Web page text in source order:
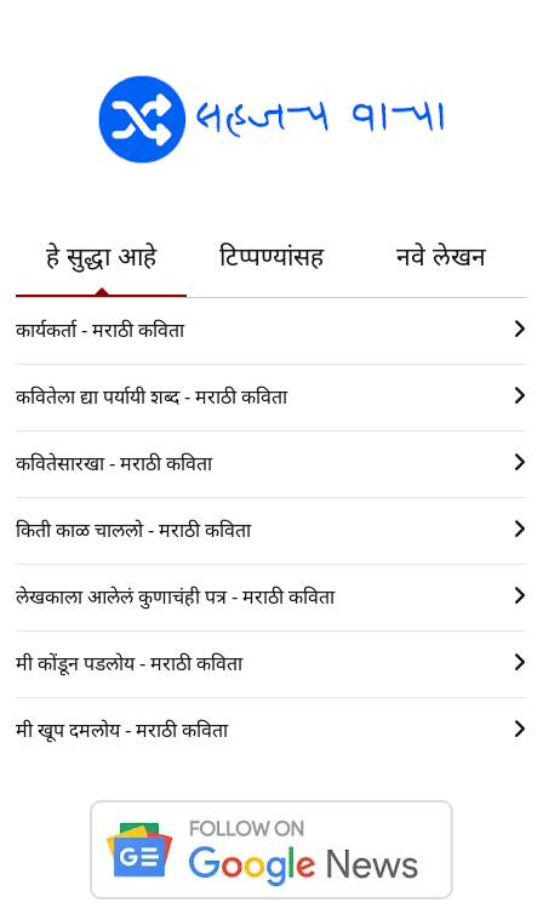
हे सुद्धा आहे टिप्पण्यांसह नवे लेखन
कार्यकर्ता - मराठी कविता
कवितेला द्या पर्यायी शब्द - मराठी कविता
कवितेसारखा - मराठी कविता
किती काळ चाललो - मराठी कविता
लेखकाला आलेलं कुणाचंही पत्र - मराठी कविता
मी कोंडून पडलोय - मराठी कविता
मी खूप दमलोय - मराठी कविता